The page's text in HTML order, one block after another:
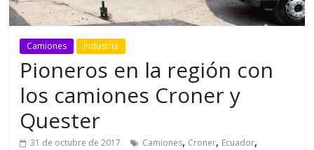
Camiones Industria
Pioneros en la región con
los camiones Croner y
Quester
31 de octubre de 2017 Camiones, Croner, Ecuador,